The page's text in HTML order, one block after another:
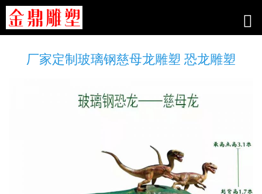
厂家定制玻璃钢慈母龙雕塑 恐龙雕塑